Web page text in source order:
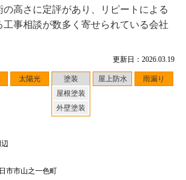
更新日：2026.03.19
太陽光
塗装
屋根塗装
外壁塗装
屋上防水 雨漏り
市市山之一色町
高さに定評があり、リピートによる
工事相談が数多く寄せられている会社